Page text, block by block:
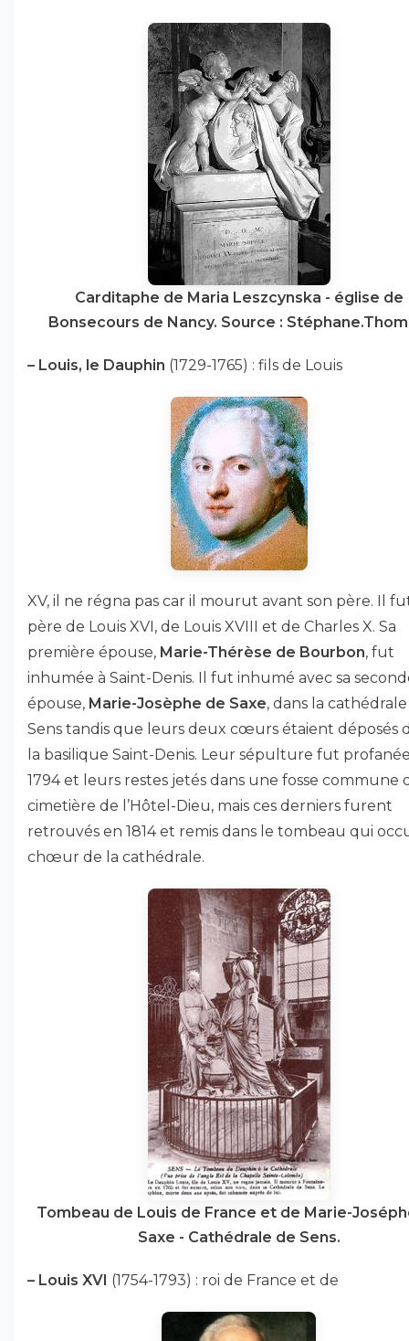
Carditaphe de Maria Leszcynska - église de
Bonsecours de Nancy. Source :
– Louis, le Dauphin (1729-1765) : fils de Louis
XV, il ne régna pas car il mourut avant son père. Il
père de Louis XVI, de Louis XVIII et de Charles X. Sa
première épouse, Marie-Thérèse de Bourbon, fut
inhumée à Saint-Denis. Il fut inhumé avec sa
épouse, Marie-Josèphe de Saxe, dans la
Sens tandis que leurs deux cœurs étaient déposés
la basilique Saint-Denis. Leur sépulture fut
1794 et leurs restes jetés dans une fosse commune
cimetière de l’Hôtel-Dieu, mais ces derniers furent
retrouvés en 1814 et remis dans le tombeau qui
chœur de la cathédrale.
Tombeau de Louis de France et de Marie-
Saxe - Cathédrale de Sens.
– Louis XVI (1754-1793) : roi de France et de